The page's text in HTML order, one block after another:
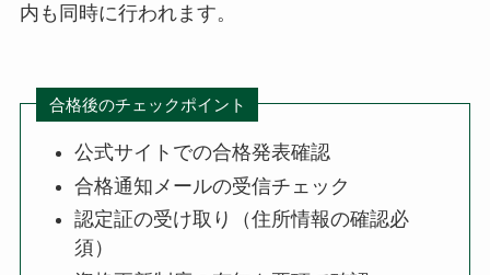
内も同時に行われます。
合格後のチェックポイント
公式サイトでの合格発表確認
合格通知メールの受信チェック
認定証の受け取り（住所情報の確認必
須）